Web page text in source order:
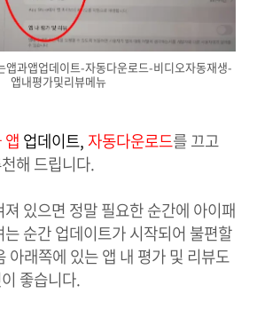
앱과앱업데이트-자동다운로드-비디오자동재생-
앱내평가및리뷰메뉴
앱 업데이트,자동다운로드를 끄고
해 드립니다.
있으면 정말 필요한 순간에 아이패
순간 업데이트가 시작되어 불편할
아래쪽에 있는 앱 내 평가 및 리뷰도
좋습니다.